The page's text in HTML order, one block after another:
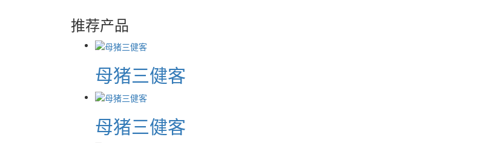
推荐产品
母猪三健客
母猪三健客